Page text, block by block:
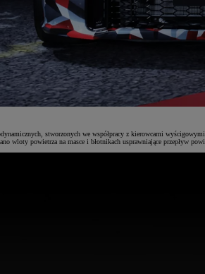
stworzonych we współpracy z kierowcami
powietrza na masce i błotnikach usprawniające przepływ